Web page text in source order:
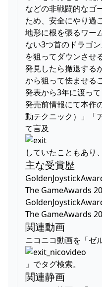
などの非戦闘的なゴ
ため、安全にやり過
地形に根を張るワー
ない3つ首のドラゴ
を狙ってダウンさせ
発見したら撤退する
から狙って怯ませる
発表から3年に渡っ
発売前情報にて本作
動テクニック）」「
て言及
していたこともあり
主な受賞歴
The GameAwards
The GameAwards
関連動画
ニコニコ動画を「ゼ
」でタグ検索。
関連静画